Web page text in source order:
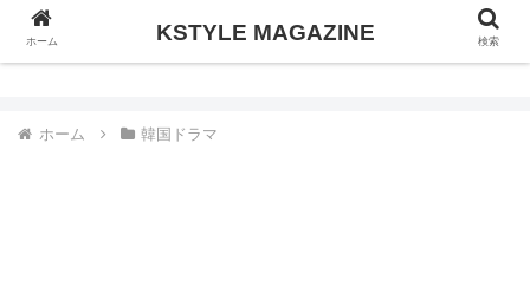
KSTYLE MAGAZINE
ホーム 韓国ドラマ
ホーム KSTYLE MAGAZINE 検索